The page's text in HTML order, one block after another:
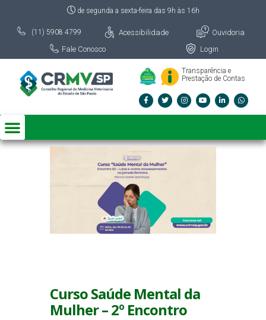
de segunda a sexta-feira das 9h às 16h
(11) 5908 4799 Acessibilidade
Ouvidoria
Fale Conosco
Login
Transparência e
Prestação de Contas
Curso Saúde Mental da
Mulher – 2º Encontro